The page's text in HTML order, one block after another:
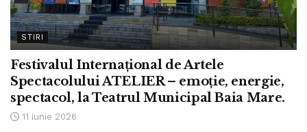
STIRI
Festivalul Internațional de Artele
Spectacolului ATELIER – emoție, energie,
spectacol, la Teatrul Municipal Baia Mare.
11 iunie 2026